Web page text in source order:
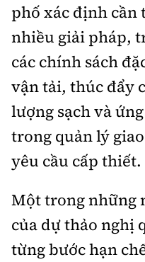
phố xác định cần
nhiều giải pháp,
các chính sách
vận tải, thúc đẩy
lượng sạch và
trong quản lý
yêu cầu cấp thiết.
Một trong những
của dự thảo nghị
từng bước hạn